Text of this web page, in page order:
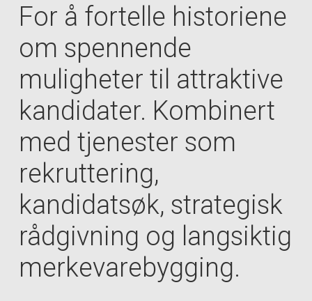
For å fortelle historiene
om spennende
muligheter til attraktive
kandidater. Kombinert
med tjenester som
rekruttering,
kandidatsøk, strategisk
rådgivning og langsiktig
merkevarebygging.